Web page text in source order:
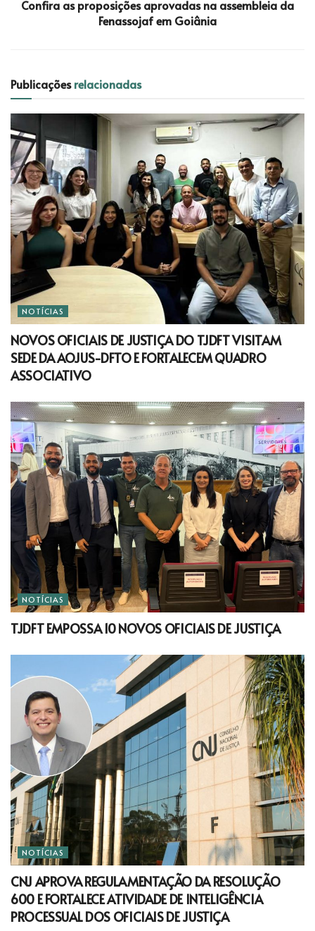
Confira as proposições aprovadas na assembleia da
Fenassojaf em Goiânia
Publicaçõesrelacionadas
NOTÍCIAS
NOVOS OFICIAIS DE JUSTIÇA DO TJDFT VISITAM
SEDE DA AOJUS-DFTO E FORTALECEM QUADRO
ASSOCIATIVO
NOTÍCIAS
TJDFT EMPOSSA 10 NOVOS OFICIAIS DE JUSTIÇA
NOTÍCIAS
CNJ APROVA REGULAMENTAÇÃO DA RESOLUÇÃO
600 E FORTALECE ATIVIDADE DE INTELIGÊNCIA
PROCESSUAL DOS OFICIAIS DE JUSTIÇA